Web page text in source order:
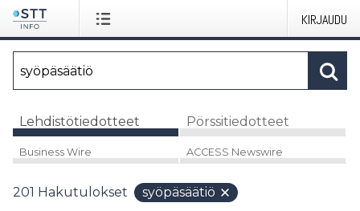
KIRJAUDU
Lehdistötiedotteet Pörssitiedotteet
Business Wire ACCESS Newswire
201 Hakutulokset syöpäsäätiö